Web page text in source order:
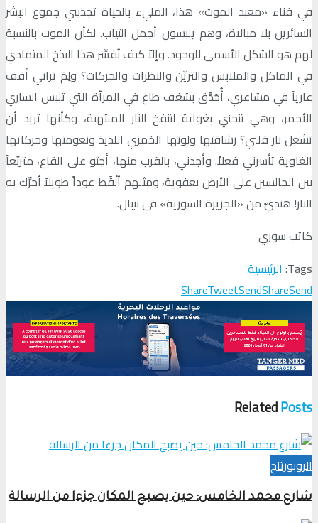
في فناء «معبد الموت» هذا، المليء بالحياة تجذبني جموع البشر
السائرين بلا مبالاة، وهم يلبسون أجمل الثياب. لكأن الموت بالنسبة
لهم هو الشكل الأسمى للوجود. وإلاّ كيف نُفسِّر هذا البذخ المتمادي
في المآكل والملابس والتزيّن والنظرات والحركات؟ ولِمَ تراني أقف
عارياً في مشاعري، أُحَدِّق بشغف طاغ في المرأة التي تلبس الساري
الأحمر، وهي تنحني بغواية لتنفخ النار الملتهبة، وكأنها تريد أن
تشعل نار قلبي؟ رشاقتها ولونها الخمري اللذيذ ونعومتها وحركاتها
الغاوية تأسرني فعلاً. وأجدني، بالقرب منها، أجثو على القاع، متربِّعاً
بين الجالسين على الأرض بعفوية، ومثلهم ألْقُط عوداً طويلاً أحرِّك به
النار! هنديّ من «الجزيرة السورية» في نيبال.
كاتب سوري
Tags: الرئيسية
ShareTweetSendShareSend
RelatedPosts
الروبورتاج
شارع محمد الخامس: حين يصبح المكان جزءا من الرسالة